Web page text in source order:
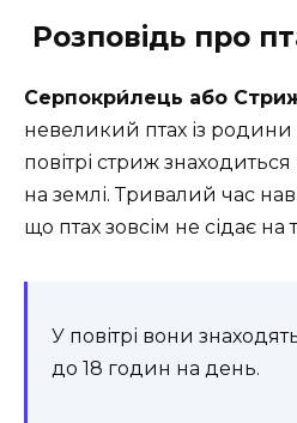
Розповідь про
Серпокри́лець або
невеликий птах із
повітрі стриж
на землі. Тривалий час
що птах зовсім не сідає
У повітрі вони
до 18 годин на день.